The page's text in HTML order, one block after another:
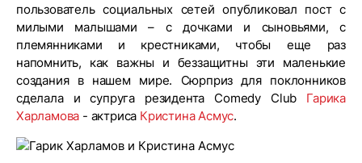
пользователь социальных сетей опубликовал пост с
милыми малышами – с дочками и сыновьями, с
племянниками и крестниками, чтобы еще раз
напомнить, как важны и беззащитны эти маленькие
создания в нашем мире. Сюрприз для поклонников
сделала и супруга резидента Comedy Club Гарика
Харламова - актриса Кристина Асмус.